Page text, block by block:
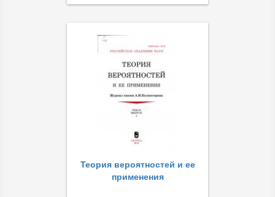
Теория вероятностей и ее
применения